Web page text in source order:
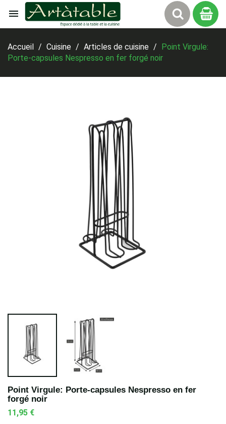

Accueil
Cuisine Articles de cuisine
Point Virgule:
Porte-capsules Nespresso en fer forgé noir
Point Virgule: Porte-capsules Nespresso en fer
forgé noir
11,95 €